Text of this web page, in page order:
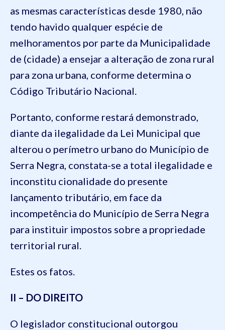
as mesmas características desde 1980, não
tendo havido qualquer espécie de
melhoramentos por parte da Municipalidade
de (cidade) a ensejar a alteração de zona rural
para zona urbana, conforme determina o
Código Tributário Nacional.
Portanto, conforme restará demonstrado,
diante da ilegalidade da Lei Municipal que
alterou o perímetro urbano do Município de
Serra Negra, constata-se a total ilegalidade e
inconstitu cionalidade do presente
lançamento tributário, em face da
incompetência do Município de Serra Negra
para instituir impostos sobre a propriedade
territorial rural.
Estes os fatos.
II – DO DIREITO
O legislador constitucional outorgou